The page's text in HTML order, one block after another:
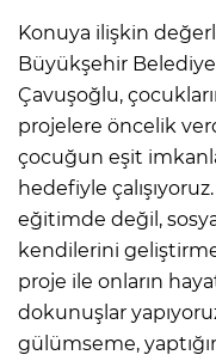
Konuya ilişkin
Büyükşehir
Çavuşoğlu,
projelere öncelik
çocuğun eşit
hedefiyle
eğitimde değil,
kendilerini
proje ile onların
dokunuşlar
gülümseme,